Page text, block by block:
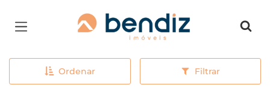
Página inicial
Ordenar Filtrar